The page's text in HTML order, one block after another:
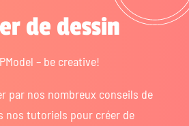
de dessin
– be creative!
par nos nombreux conseils de
nos tutoriels pour créer de